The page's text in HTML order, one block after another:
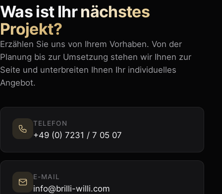
Was ist Ihrnächstes
Projekt?
Erzählen Sie uns von Ihrem Vorhaben. Von der
Planung bis zur Umsetzung stehen wir Ihnen zur
Seite und unterbreiten Ihnen Ihr individuelles
Angebot.
TELEFON
+49 (0) 7231 / 7 05 07
E-MAIL
info@brilli-willi.com